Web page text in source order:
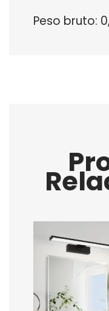
Peso bruto: